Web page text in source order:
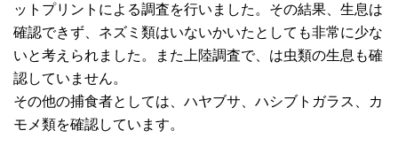
ットプリントによる調査を行いました。その結果、生息は
確認できず、ネズミ類はいないかいたとしても非常に少な
いと考えられました。また上陸調査で、は虫類の生息も確
認していません。
その他の捕食者としては、ハヤブサ、ハシブトガラス、カ
モメ類を確認しています。